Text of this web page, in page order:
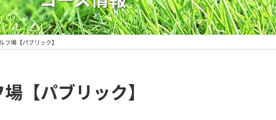
フ場【パブリック】
【パブリック】